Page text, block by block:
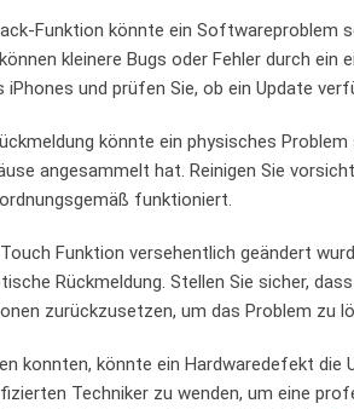
Funktion könnte ein ​Softwareproblem
kleinere Bugs oder Fehler durch ein
iPhones und prüfen Sie, ob ein Update
könnte ein physisches Problem
angesammelt hat. Reinigen Sie
funktioniert.
Funktion versehentlich geändert
Rückmeldung. Stellen Sie sicher,
zurückzusetzen, um⁢ das Problem zu
konnten, könnte ein Hardwaredefekt die⁣
Techniker zu⁤ wenden, ⁢um eine